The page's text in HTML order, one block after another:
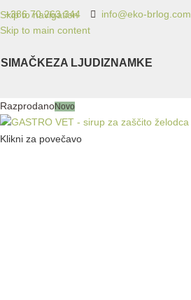
Skip to navigation
Skip to main content
+386 70 263 344 info@eko-brlog.com
MAČKEZA LJUDI ZNAMKE
RazprodanoNovo
Klikni za povečavo